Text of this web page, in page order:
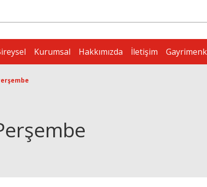
Kurumsal Hakkımızda İletişim